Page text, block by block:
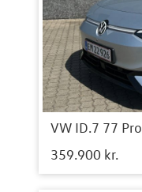
VW ID.7 77 Pro
359.900 kr.